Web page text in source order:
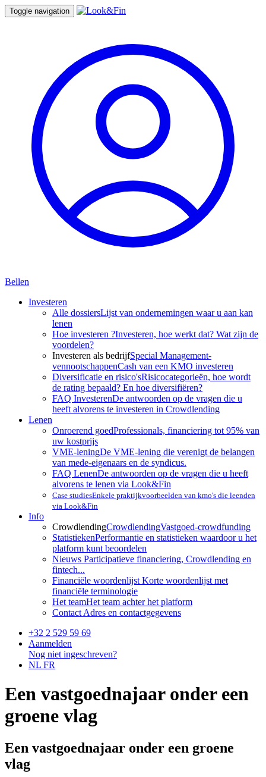
Toggle navigation
Bellen
Investeren
Alle dossiersLijst van ondernemingen waar u aan kan
lenen
Hoe investeren ?Investeren, hoe werkt dat? Wat zijn de
voordelen?
Investeren als bedrijfSpecial Management-
vennootschappenCash van een KMO investeren
Diversificatie en risico'sRisicocategorieën, hoe wordt
de rating bepaald? En hoe diversifiëren?
FAQ InvesterenDe antwoorden op de vragen die u
heeft alvorens te investeren in Crowdlending
Lenen
Onroerend goedProfessionals, financiering tot 95% van
uw kostprijs
VME-leningDe VME-lening die verenigt de belangen
van mede-eigenaars en de syndicus.
FAQ LenenDe antwoorden op de vragen die u heeft
alvorens te lenen via Look&Fin
Case studiesEnkele praktijkvoorbeelden van kmo's die leenden
via Look&Fin
Info
CrowdlendingCrowdlendingVastgoed-crowdfunding
StatistiekenPerformantie en statistieken waardoor u het
platform kunt beoordelen
Nieuws Participatieve financiering, Crowdlending en
fintech...
Financiële woordenlijst Korte woordenlijst met
financiële terminologie
Het teamHet team achter het platform
Contact Adres en contactgegevens
+32 2 529 59 69
Aanmelden
Nog niet ingeschreven?
NL FR
Een vastgoednajaar onder een
groene vlag
Een vastgoednajaar onder een groene
vlag